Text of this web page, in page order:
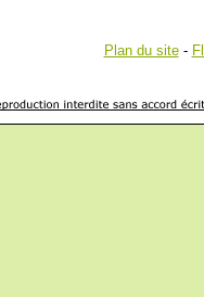
Plan du site-